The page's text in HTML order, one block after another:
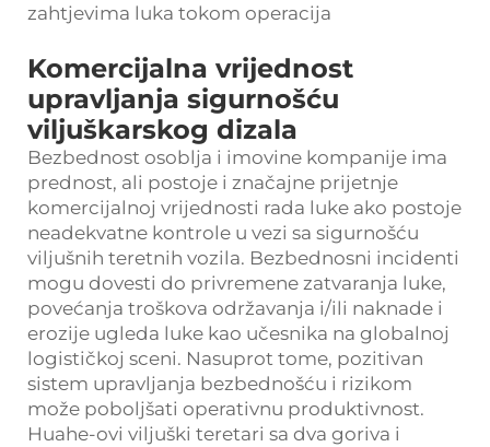
zahtjevima luka tokom operacija
Komercijalna vrijednost
upravljanja sigurnošću
viljuškarskog dizala
Bezbednost osoblja i imovine kompanije ima
prednost, ali postoje i značajne prijetnje
komercijalnoj vrijednosti rada luke ako postoje
neadekvatne kontrole u vezi sa sigurnošću
viljušnih teretnih vozila. Bezbednosni incidenti
mogu dovesti do privremene zatvaranja luke,
povećanja troškova održavanja i/ili naknade i
erozije ugleda luke kao učesnika na globalnoj
logističkoj sceni. Nasuprot tome, pozitivan
sistem upravljanja bezbednošću i rizikom
može poboljšati operativnu produktivnost.
Huahe-ovi viljuški teretari sa dva goriva i